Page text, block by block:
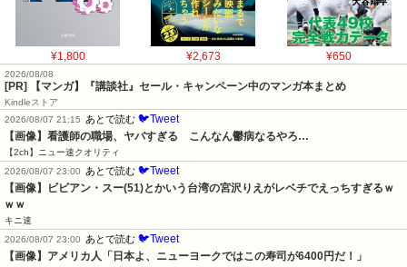
¥1,800 ¥2,673 ¥650
2026/08/08
[PR] 【マンガ】『講談社』セール・キャンペーン中のマンガ本まとめ
Kindleストア
2026/08/07 21:15
あとで読む 🐦Tweet
【画像】看護師の職場、ヤバすぎる　こんなん鬱病なるやろ…
【2ch】ニュー速クオリティ
2026/08/07 23:00
あとで読む 🐦Tweet
【画像】ビビアン・スー(51)とかいう台湾の宮沢りえがレベチでえっちすぎるｗ
ｗｗ
キニ速
2026/08/07 23:00
あとで読む 🐦Tweet
【画像】アメリカ人「日本よ、ニューヨークではこの寿司が6400円だ！」